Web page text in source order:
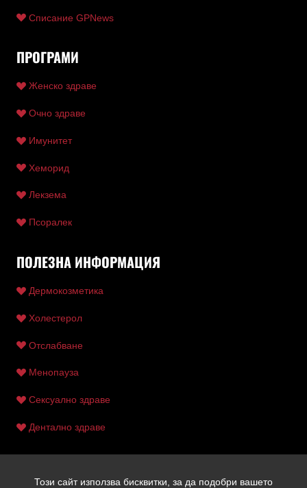
Списание GPNews
ПРОГРАМИ
Женско здраве
Очно здраве
Имунитет
Хеморид
Лекзема
Псоралек
ПОЛЕЗНА ИНФОРМАЦИЯ
Дермокозметика
Холестерол
Отслабване
Менопауза
Сексуално здраве
Дентално здраве
Този сайт използва бисквитки, за да подобри вашето